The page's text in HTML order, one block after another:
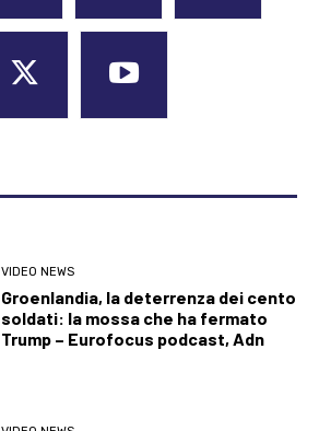
VIDEO NEWS
Groenlandia, la deterrenza dei cento
soldati: la mossa che ha fermato
Trump – Eurofocus podcast, Adn